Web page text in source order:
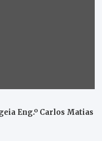
Eng.º Carlos Matias